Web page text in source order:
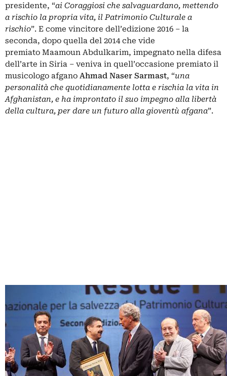
presidente, “ai Coraggiosi che salvaguardano, mettendo
a rischio la propria vita, il Patrimonio Culturale a
rischio”. E come vincitore dell’edizione 2016 – la
seconda, dopo quella del 2014 che vide
premiato Maamoun Abdulkarim, impegnato nella difesa
dell’arte in Siria – veniva in quell’occasione premiato il
musicologo afgano Ahmad Naser Sarmast, “una
personalità che quotidianamente lotta e rischia la vita in
Afghanistan, e ha improntato il suo impegno alla libertà
della cultura, per dare un futuro alla gioventù afgana”.